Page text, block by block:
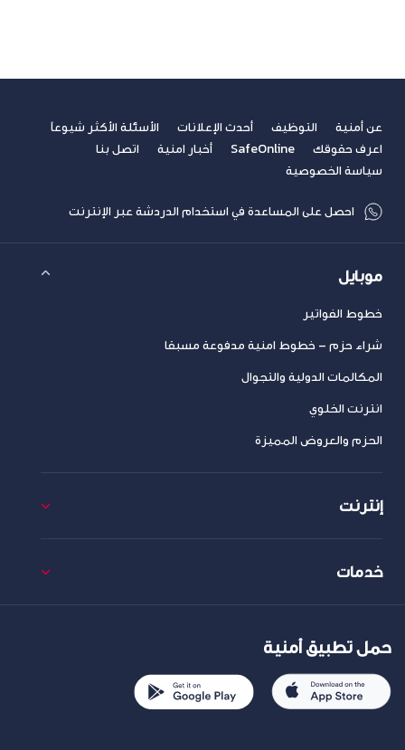
عن أمنية التوظيف أحدث الإعلانات
الأسئلة الأكثر شيوعاً
اعرف حقوقك
SafeOnline أخبار امنية
اتصل بنا
سياسة الخصوصية
احصل على المساعدة في استخدام الدردشة عبر الإنترنت
موبايل
خطوط الفواتير
شراء حزم – خطوط امنية مدفوعة مسبقا
المكالمات الدولية والتجوال
انترنت الخلوي
الحزم والعروض المميزة
إنترنت
خدمات
حمل تطبيق أمنية